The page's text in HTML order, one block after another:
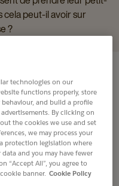
cela peut-il avoir sur
?
technologies on our
functions properly, store
and build a profile
By clicking on
the cookies we use and set
we may process your
protection legislation where
and you may have fewer
“Accept All”, you agree to
banner. Cookie Policy